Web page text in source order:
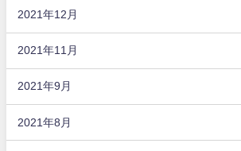
2021年12月
2021年11月
2021年9月
2021年8月